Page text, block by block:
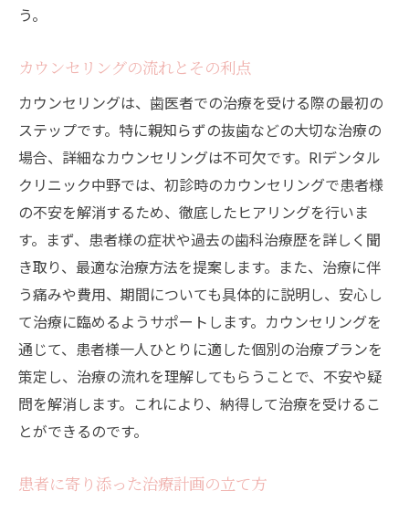
う。
カウンセリングの流れとその利点
カウンセリングは、歯医者での治療を受ける際の最初の
ステップです。特に親知らずの抜歯などの大切な治療の
場合、詳細なカウンセリングは不可欠です。RIデンタル
クリニック中野では、初診時のカウンセリングで患者様
の不安を解消するため、徹底したヒアリングを行いま
す。まず、患者様の症状や過去の歯科治療歴を詳しく聞
き取り、最適な治療方法を提案します。また、治療に伴
う痛みや費用、期間についても具体的に説明し、安心し
て治療に臨めるようサポートします。カウンセリングを
通じて、患者様一人ひとりに適した個別の治療プランを
策定し、治療の流れを理解してもらうことで、不安や疑
問を解消します。これにより、納得して治療を受けるこ
とができるのです。
患者に寄り添った治療計画の立て方